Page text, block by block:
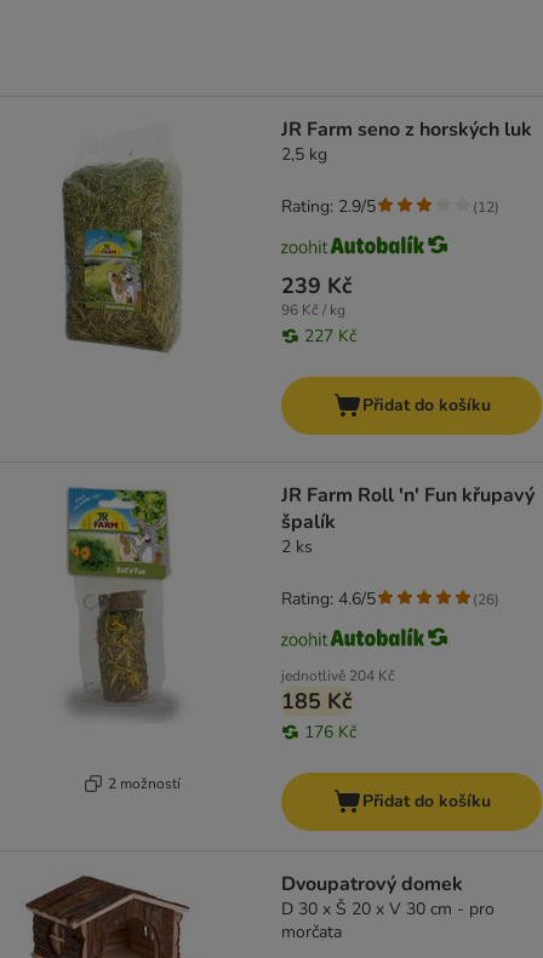
JR Farm seno z horských luk
2,5 kg
239 Kč
96 Kč / kg
227 Kč
Rating: 2.9/5 (12)
Přidat do košíku
2 možností
JR Farm Roll 'n' Fun křupavý
špalík
2 ks
jednotlivě 204 Kč
185 Kč
176 Kč
Rating: 4.6/5 (26)
Přidat do košíku
Dvoupatrový domek
D 30 x Š 20 x V 30 cm - pro
morčata